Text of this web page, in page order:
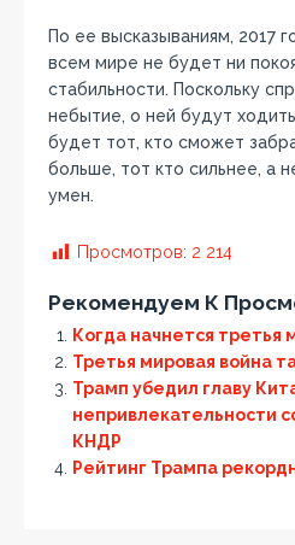
По ее высказываниям, 2017
всем мире не будет ни
стабильности. Поскольку
небытие, о ней будут
будет тот, кто сможет
больше, тот кто сильнее, а
умен.
Просмотров: 2 214
Рекомендуем К
Когда начнется третья
Третья мировая война
Трамп убедил главу
непривлекательности
КНДР
Рейтинг Трампа